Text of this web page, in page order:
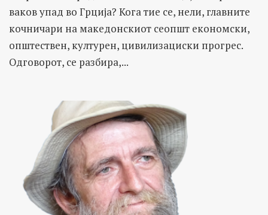
ваков упад во Грција? Кога тие се, нели, главните
кочничари на македонскиот сеопшт економски,
општествен, културен, цивилизациски прогрес.
Одговорот, се разбира,...